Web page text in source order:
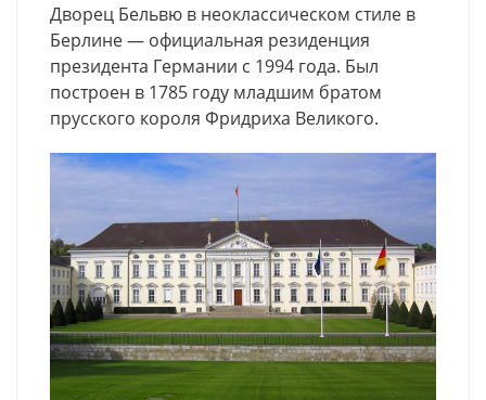
Дворец Бельвю в неоклассическом стиле в
Берлине — официальная резиденция
президента Германии с 1994 года. Был
построен в 1785 году младшим братом
прусского короля Фридриха Великого.